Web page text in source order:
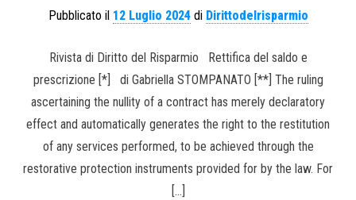
Pubblicato il 12 Luglio 2024di Dirittodelrisparmio
Rivista di Diritto del Risparmio Rettifica del saldo e
prescrizione [*] di Gabriella STOMPANATO [**] The ruling
ascertaining the nullity of a contract has merely declaratory
effect and automatically generates the right to the restitution
of any services performed, to be achieved through the
restorative protection instruments provided for by the law. For
[…]